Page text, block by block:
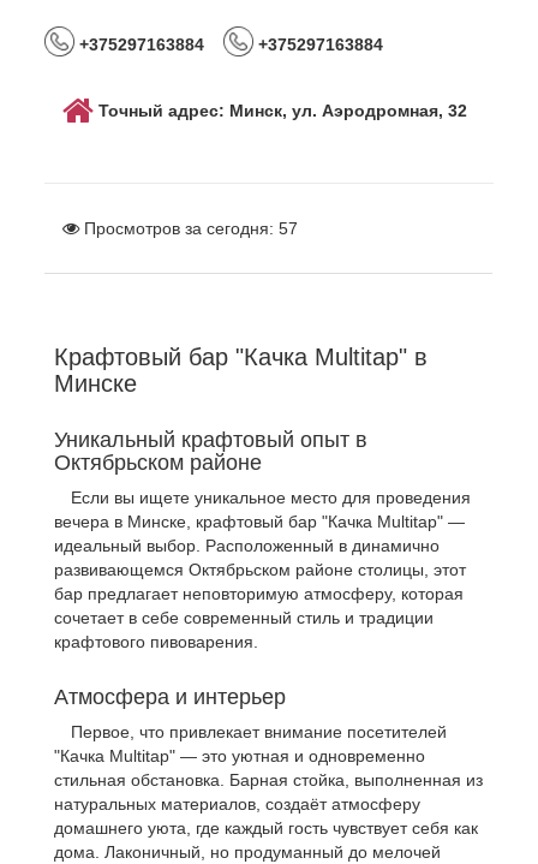
+375297163884 +375297163884
Точный адрес: Минск, ул. Аэродромная, 32
Просмотров за сегодня:57
Крафтовый бар "Качка Multitap" в
Минске
Уникальный крафтовый опыт в
Октябрьском районе
Если вы ищете уникальное место для проведения
вечера в Минске, крафтовый бар "Качка Multitap" —
идеальный выбор. Расположенный в динамично
развивающемся Октябрьском районе столицы, этот
бар предлагает неповторимую атмосферу, которая
сочетает в себе современный стиль и традиции
крафтового пивоварения.
Атмосфера и интерьер
Первое, что привлекает внимание посетителей
"Качка Multitap" — это уютная и одновременно
стильная обстановка. Барная стойка, выполненная из
натуральных материалов, создаёт атмосферу
домашнего уюта, где каждый гость чувствует себя как
дома. Лаконичный, но продуманный до мелочей